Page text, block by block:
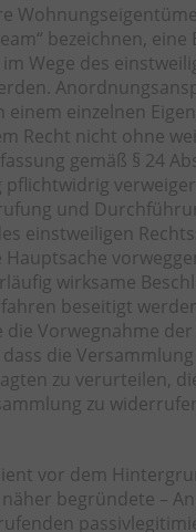
bezeichnen,
Wege des
einem einzelnen
Recht nicht ohne
gemäß § 24
pflichtwidrig
und
einstweiligen
wirksame
beseitigt
die Vorwegnahme
die
zu verurteilen,
zu
vor dem
begründete –